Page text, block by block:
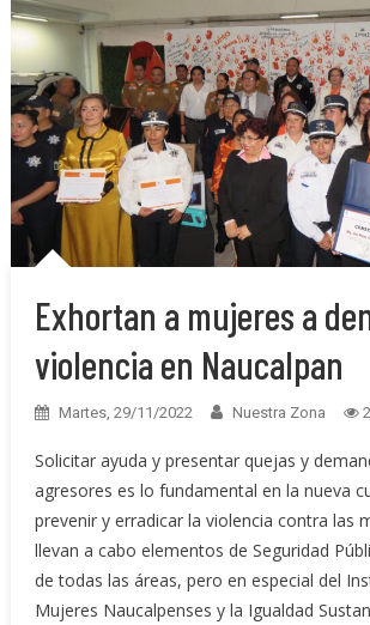
Exhortan a mujeres a
violencia en Naucalpan
Martes, 29/11/2022 Nuestra Zona
Solicitar ayuda y presentar quejas y
agresores es lo fundamental en la nueva
prevenir y erradicar la violencia contra las
llevan a cabo elementos de Seguridad
de todas las áreas, pero en especial del
Mujeres Naucalpenses y la Igualdad